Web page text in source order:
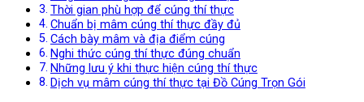
Thời gian phù hợp để cúng thí thực
Chuẩn bị mâm cúng thí thực đầy đủ
Cách bày mâm và địa điểm cúng
Nghi thức cúng thí thực đúng chuẩn
Những lưu ý khi thực hiện cúng thí thực
Dịch vụ mâm cúng thí thực tại Đồ Cúng Trọn Gói